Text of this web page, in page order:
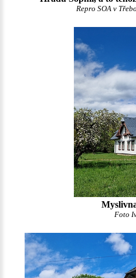
Repro SOA v
Foto